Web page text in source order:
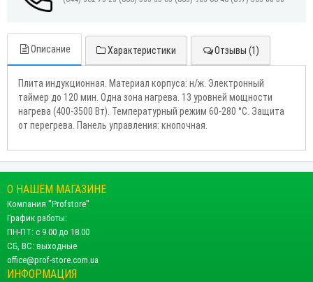
Описание Характеристики Отзывы (1)
Плита индукционная. Материал корпуса: н/ж. Электронный
таймер до 120 мин. Одна зона нагрева. 13 уровней мощности
нагрева (400-3500 Вт). Температурный режим 60-280 °С. Защита
от перегрева. Панель управления: кнопочная.
О НАШЕМ МАГАЗИНЕ
Компания "Profstore"
График работы:
ПН-ПТ: с 9.00 до 18.00
СБ, ВС: выходные
office@prof-store.com.ua
ИНФОРМАЦИЯ